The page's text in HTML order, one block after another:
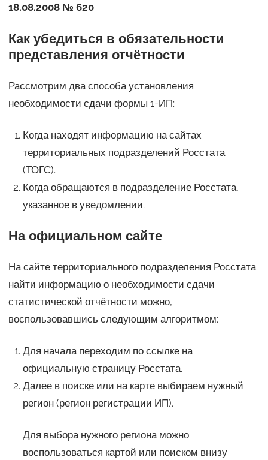
18.08.2008 № 620
Как убедиться в обязательности
представления отчётности
Рассмотрим два способа установления
необходимости сдачи формы 1-ИП:
Когда находят информацию на сайтах
территориальных подразделений Росстата
(ТОГС).
Когда обращаются в подразделение Росстата,
указанное в уведомлении.
На официальном сайте
На сайте территориального подразделения Росстата
найти информацию о необходимости сдачи
статистической отчётности можно,
воспользовавшись следующим алгоритмом:
Для начала переходим по ссылке на
официальную страницу Росстата.
Далее в поиске или на карте выбираем нужный
регион (регион регистрации ИП).
Для выбора нужного региона можно
воспользоваться картой или поиском внизу